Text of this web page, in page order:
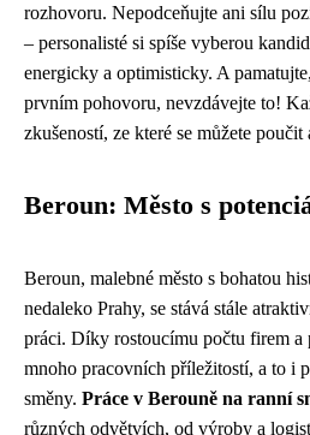
rozhovoru. Nepodceňujte ani sílu
– personalisté si spíše vyberou
energicky a optimisticky. A
prvním pohovoru, nevzdávejte to!
zkušeností, ze které se můžete poučit
Beroun: Město s
Beroun, malebné město s bohatou
nedaleko Prahy, se stává stále
práci. Díky rostoucímu počtu firem a
mnoho pracovních příležitostí, a to i
směny. Práce v Berouně na ranní
různých odvětvích, od výroby a